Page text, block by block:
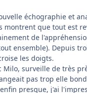
échographie et
que tout est
de
ensemble). Depuis
les doigts.
surveille de très
pas trop elle
presque, j'ai